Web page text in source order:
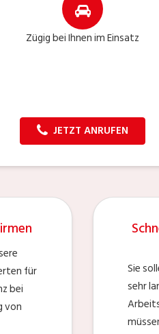
Zügig bei Ihnen im Einsatz
JETZT ANRUFEN
für
bei
von
Sie
sehr